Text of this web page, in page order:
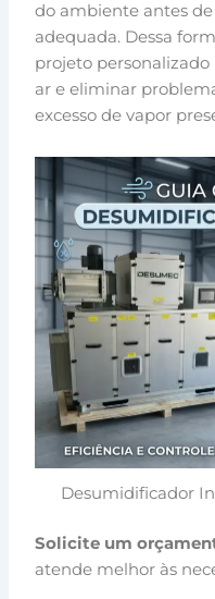
do ambiente antes
adequada. Dessa
projeto
ar e eliminar
excesso de vapor
Desumidificador
Solicite um
atende melhor às